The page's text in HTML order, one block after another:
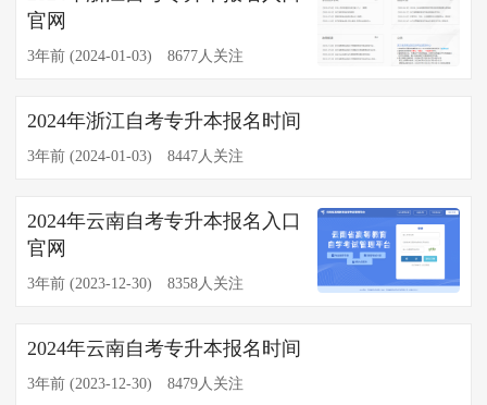
官网
3年前 (2024-01-03) 8677人关注
2024年浙江自考专升本报名时间
3年前 (2024-01-03) 8447人关注
2024年云南自考专升本报名入口
官网
3年前 (2023-12-30) 8358人关注
2024年云南自考专升本报名时间
3年前 (2023-12-30) 8479人关注